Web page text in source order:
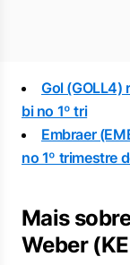
Gol (GOLL4)
bi no 1º tri
Embraer
no 1º trimestre
Mais
Weber